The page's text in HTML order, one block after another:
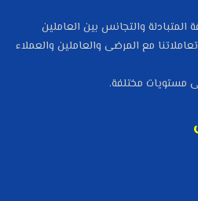
والتجانس بين العاملين
مع المرضى والعاملين والعملاء
مستويات مختلفة.